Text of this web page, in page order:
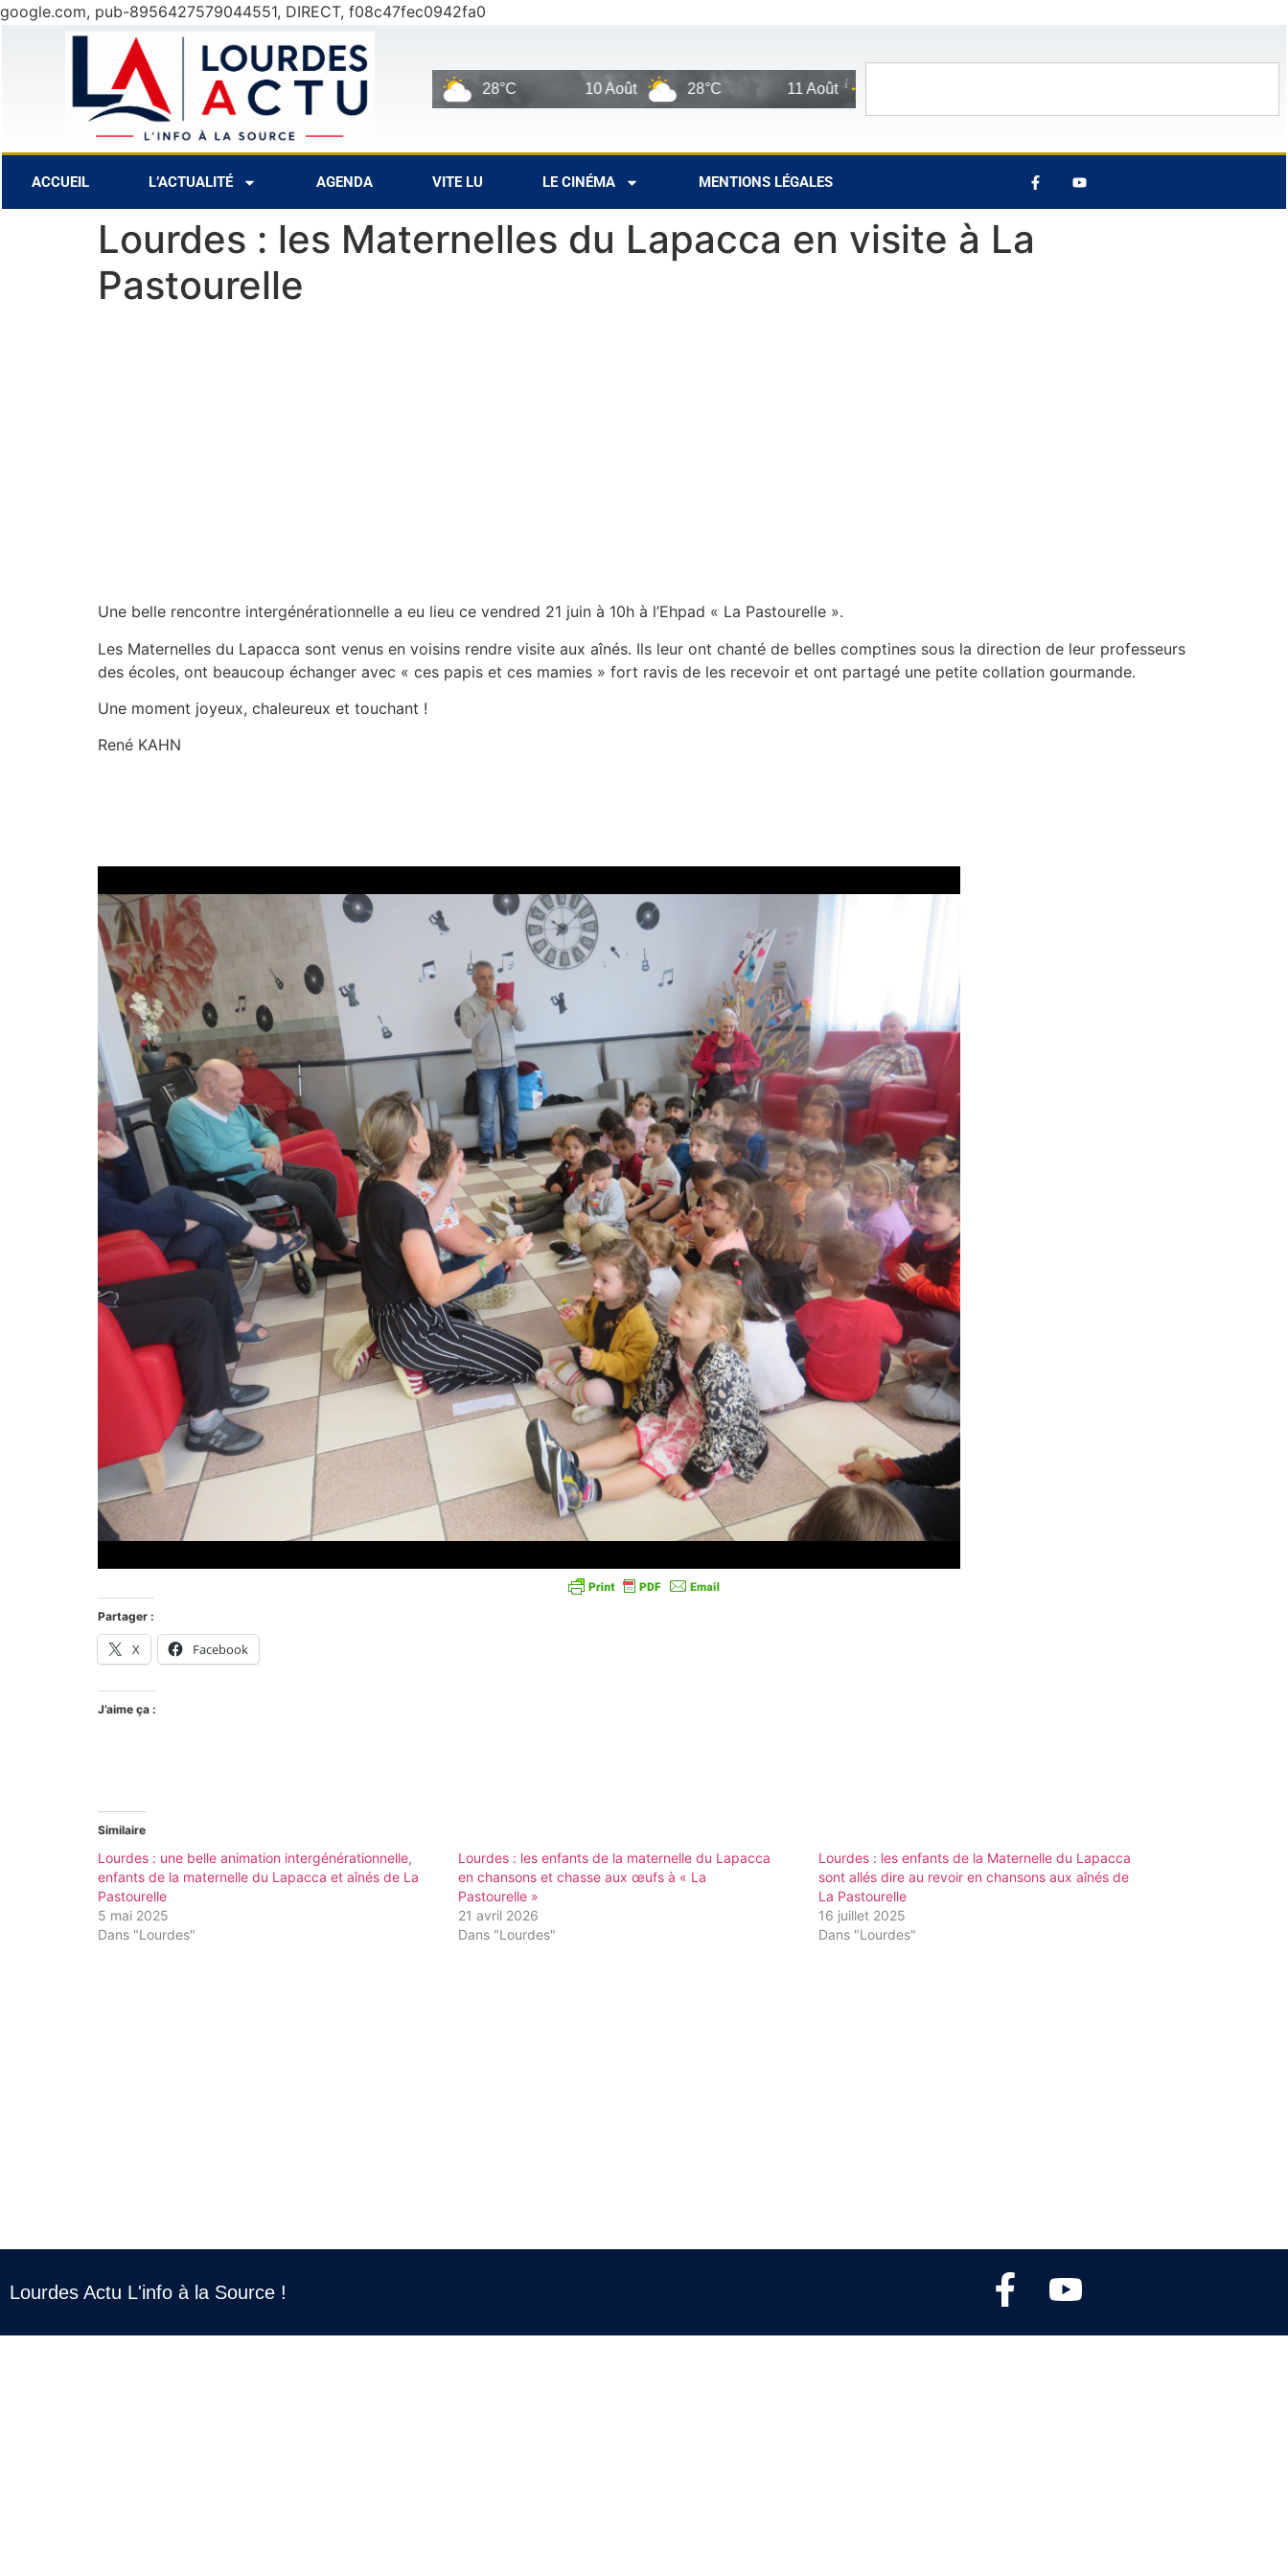
google.com, pub-8956427579044551, DIRECT, f08c47fec0942fa0
8 Août 29°C 28°C 10 Août 28°C 36°C
ACCUEIL L’ACTUALITÉ AGENDA VITE LU LE CINÉMA MENTIONS LÉGALES
Lourdes : les Maternelles du Lapacca en visite à La
Pastourelle
Une belle rencontre intergénérationnelle a eu lieu ce vendred 21 juin à 10h à l’Ehpad « La Pastourelle ».
Les Maternelles du Lapacca sont venus en voisins rendre visite aux aînés. Ils leur ont chanté de belles comptines sous la direction de leur professeurs
des écoles, ont beaucoup échanger avec « ces papis et ces mamies » fort ravis de les recevoir et ont partagé une petite collation gourmande.
Une moment joyeux, chaleureux et touchant !
René KAHN
Partager :
X Facebook
J’aime ça :
Similaire
Lourdes : une belle animation intergénérationnelle,
enfants de la maternelle du Lapacca et aînés de La
Pastourelle
5 mai 2025
Dans "Lourdes"
Lourdes : les enfants de la maternelle du Lapacca
en chansons et chasse aux œufs à « La
Pastourelle »
21 avril 2026
Dans "Lourdes"
Lourdes : les enfants de la Maternelle du Lapacca
sont allés dire au revoir en chansons aux aînés de
La Pastourelle
16 juillet 2025
Dans "Lourdes"
Lourdes Actu L'info à la Source !